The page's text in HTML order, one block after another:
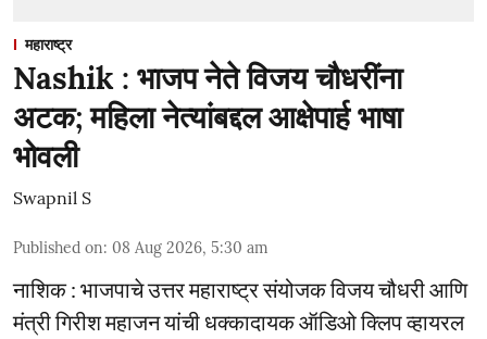
महाराष्ट्र
Nashik : भाजप नेते विजय चौधरींना
अटक; महिला नेत्यांबद्दल आक्षेपार्ह भाषा
भोवली
Swapnil S
Published on: 08 Aug 2026, 5:30 am
नाशिक : भाजपाचे उत्तर महाराष्ट्र संयोजक विजय चौधरी आणि
मंत्री गिरीश महाजन यांची धक्कादायक ऑडिओ क्लिप व्हायरल